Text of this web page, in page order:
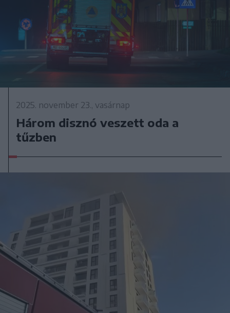
2025. november 23., vasárnap
Három disznó veszett oda a
tűzben